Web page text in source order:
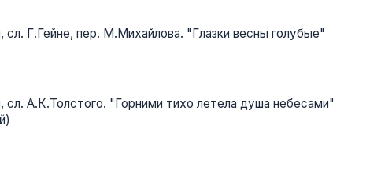
сл. Г.Гейне, пер. М.Михайлова. "Глазки весны голубые"
сл. А.К.Толстого. "Горними тихо летела душа небесами"